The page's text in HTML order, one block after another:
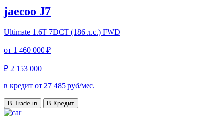
jaecoo J7
Ultimate 1.6T 7DCT (186 л.с.) FWD
от 1 460 000 ₽
₽ 2 153 000
в кредит от 27 485 руб/мес.
В Trade-in В Кредит